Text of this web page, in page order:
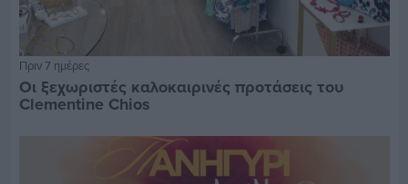
Πριν 7 ημέρες
Οι ξεχωριστές καλοκαιρινές προτάσεις του
Clementine Chios